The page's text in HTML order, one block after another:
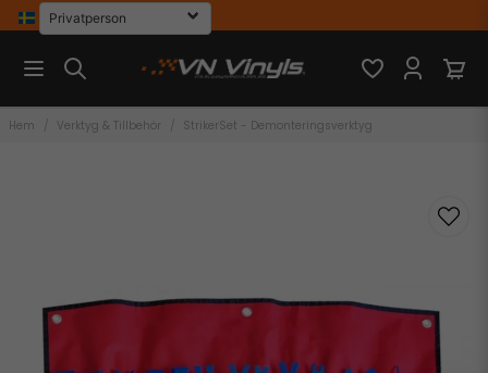
Hem Verktyg & Tillbehör StrikerSet - Demonteringsverktyg